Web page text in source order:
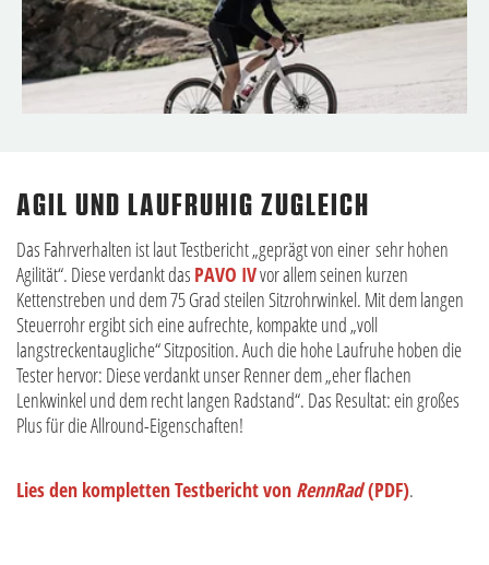
AGIL UND LAUFRUHIG ZUGLEICH
Das Fahrverhalten ist laut Testbericht „geprägt von einer sehr hohen
Agilität“. Diese verdankt das PAVO IVvor allem seinen kurzen
Kettenstreben und dem 75 Grad steilen Sitzrohrwinkel. Mit dem langen
Steuerrohr ergibt sich eine aufrechte, kompakte und „voll
langstreckentaugliche“ Sitzposition. Auch die hohe Laufruhe hoben die
Tester hervor: Diese verdankt unser Renner dem „eher flachen
Lenkwinkel und dem recht langen Radstand“. Das Resultat: ein großes
Plus für die Allround-Eigenschaften!
Lies den kompletten Testbericht von RennRad(PDF).